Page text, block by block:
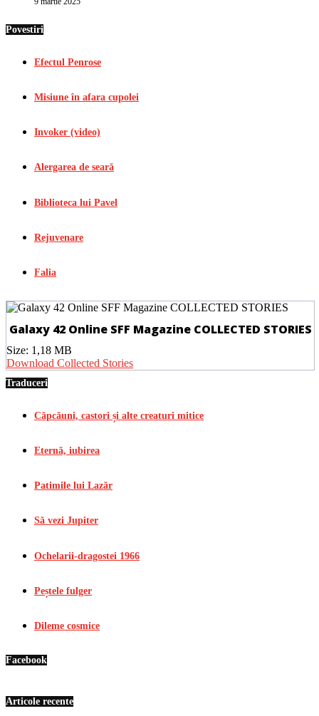
Povestiri
Efectul Penrose
Misiune în afara cupolei
Invoker (video)
Alergarea de seară
Biblioteca lui Pavel
Rejuvenare
Falia
Galaxy 42 Online SFF Magazine COLLECTED STORIES
Size: 1,18 MB
Download Collected Stories
Traduceri
Căpcăuni, castori și alte creaturi mitice
Eternă, iubirea
Patimile lui Lazăr
Să vezi Jupiter
Ochelarii-dragostei 1966
Peștele fulger
Dileme cosmice
Facebook
Articole recente